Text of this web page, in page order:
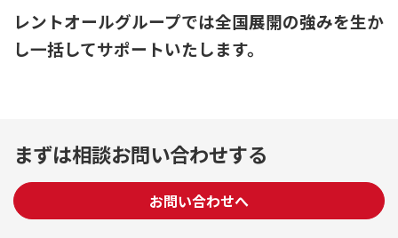
レントオールグループでは全国展開の強みを生か
し一括してサポートいたします。
まずは相談お問い合わせする
お問い合わせへ